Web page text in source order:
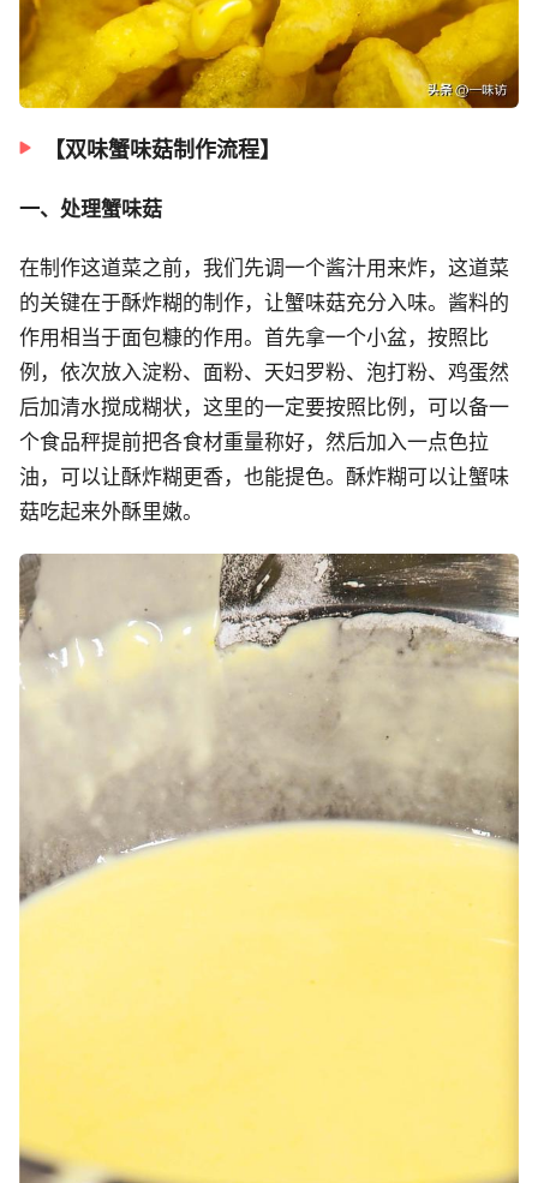
【双味蟹味菇制作流程】
一、处理蟹味菇
在制作这道菜之前，我们先调一个酱汁用来炸，这道菜
的关键在于酥炸糊的制作，让蟹味菇充分入味。酱料的
作用相当于面包糠的作用。首先拿一个小盆，按照比
例，依次放入淀粉、面粉、天妇罗粉、泡打粉、鸡蛋然
后加清水搅成糊状，这里的一定要按照比例，可以备一
个食品秤提前把各食材重量称好，然后加入一点色拉
油，可以让酥炸糊更香，也能提色。酥炸糊可以让蟹味
菇吃起来外酥里嫩。